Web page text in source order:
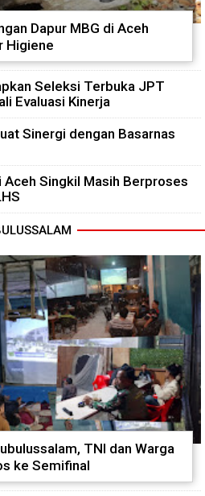
Dapur MBG di Aceh
Higiene
Seleksi Terbuka JPT
Evaluasi Kinerja
Sinergi dengan Basarnas
Aceh Singkil Masih Berproses
TNI dan Warga
ke Semifinal